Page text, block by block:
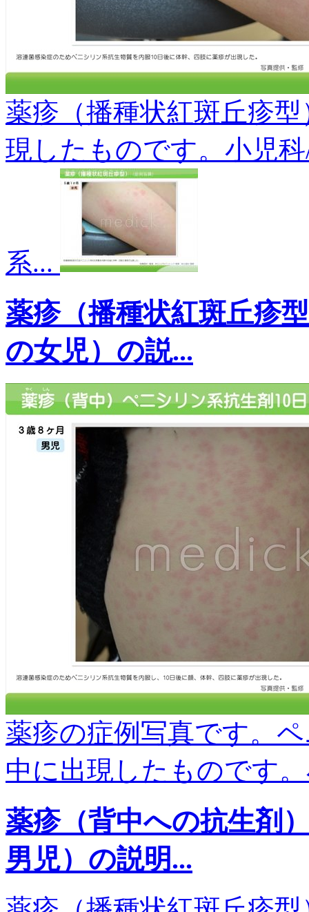
薬疹（播種状紅斑丘疹
現したものです。小児
系...
薬疹（播種状紅斑丘疹
の女児）の説...
薬疹の症例写真です。
中に出現したものです
薬疹（背中への抗生剤
男児）の説明...